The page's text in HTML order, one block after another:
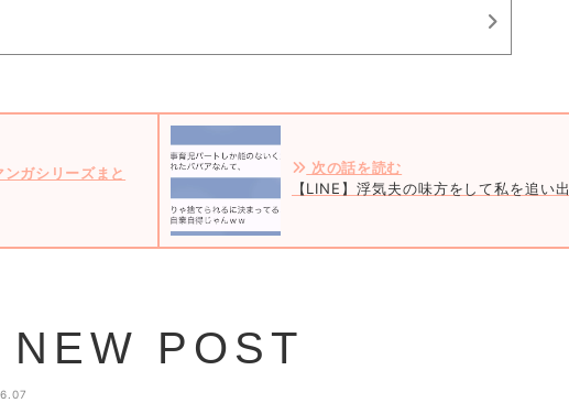
ンガシリーズまと
次の話を読む
【LINE】浮気夫の味方をして私を追
NEW POST